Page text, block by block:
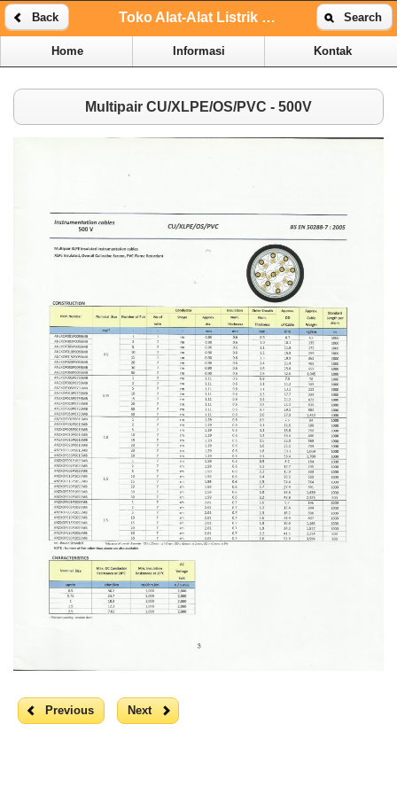
Back Toko Alat-Alat Listrik Online | Toko Alat-Alat Listrik Kenari Search
Home Informasi Kontak
Multipair CU/XLPE/OS/PVC - 500V
Previous Next